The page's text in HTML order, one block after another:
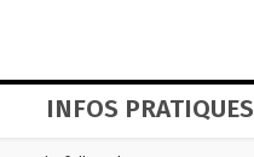
INFOS PRATIQUES